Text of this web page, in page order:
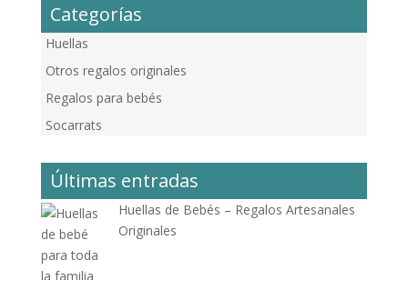
Categorías
Huellas
Otros regalos originales
Regalos para bebés
Socarrats
Últimas entradas
Huellas de Bebés – Regalos Artesanales
Originales